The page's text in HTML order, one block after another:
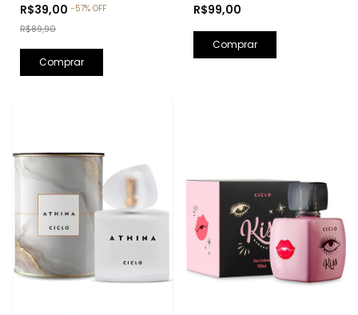
25ml (Ref. Olfativa: Bade'e Al
Oud Amethyst Lattafa)
R$39,00 -57% OFF
R$89,90
R$99,00